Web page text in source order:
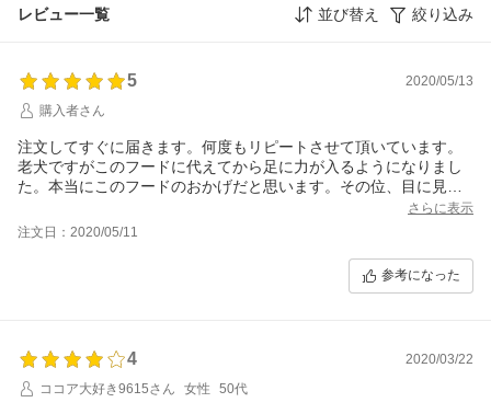
レビュー一覧 並び替え 絞り込み
5
2020/05/13
購入者さん
注文してすぐに届きます。何度もリピートさせて頂いています。
老犬ですがこのフードに代えてから足に力が入るようになりまし
た。本当にこのフードのおかげだと思います。その位、目に見え
て変化を実感できます。また利用しますのでよろしくお願いしま
す。
さらに表示
注文日：2020/05/11
参考になった
4
2020/03/22
ココア大好き9615さん
女性 50代